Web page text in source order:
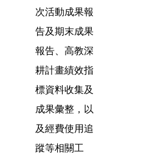
次活動成果報
告及期末成果
報告、高教深
耕計畫績效指
標資料收集及
成果彙整，以
及經費使用追
蹤等相關工